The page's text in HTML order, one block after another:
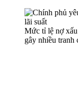
Mức tỉ lệ nợ
gây nhiều tranh